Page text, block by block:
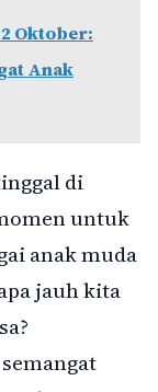
Oktober:
Anak
di
untuk
anak muda
jauh kita